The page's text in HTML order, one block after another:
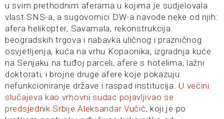
u svim prethodnim aferama u kojima je sudjelovala
vlast SNS-a, a sugovornici DW-a navode neke od njih:
afera helikopter, Savamala, rekonstrukcija
beogradskih trgova i nabavka uličnog i prazničnog
osvjetljenja, kuća na vrhu Kopaonika, izgradnja kuće
na Senjaku na tuđoj parceli, afere s hotelima, lažni
doktorati, i brojne druge afere koje pokazuju
nefunkcioniranje države i raspad institucija. U većini
slučajeva kao vrhovni sudac pojavljivao se
predsjednik Srbije Aleksandar Vučić, koji je po